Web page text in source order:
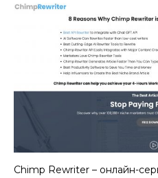
Chimp Rewriter – онлайн-